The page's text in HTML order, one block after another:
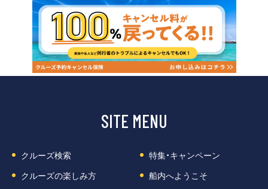
SITE MENU
クルーズ検索
特集・キャンペーン
クルーズの楽しみ方
船内へようこそ